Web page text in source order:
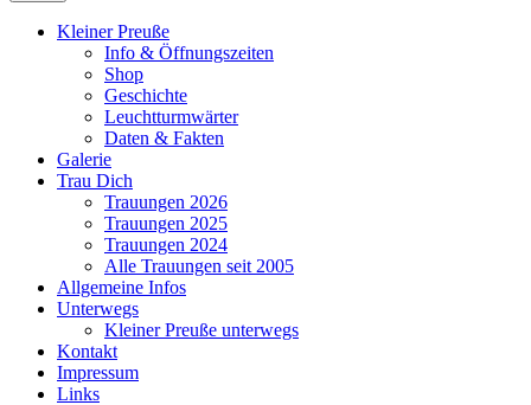
Kleiner Preuße
Info & Öffnungszeiten
Shop
Geschichte
Leuchtturmwärter
Daten & Fakten
Galerie
Trau Dich
Trauungen 2026
Trauungen 2025
Trauungen 2024
Alle Trauungen seit 2005
Allgemeine Infos
Unterwegs
Kleiner Preuße unterwegs
Kontakt
Impressum
Links